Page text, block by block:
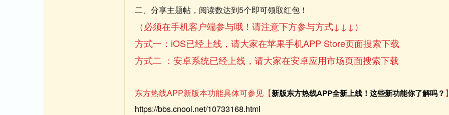
二、分享主题帖，阅读数达到5个即可领取红包！
（必须在手机客户端参与哦！请注意下方参与方式 ↓↓↓ ）
方式一：iOS已经上线，请大家在苹果手机APP Store页面搜索下载
方式二 ：安卓系统已经上线，请大家在安卓应用市场页面搜索下载
东方热线APP新版本功能具体可参见【新版东方热线APP全新上线！这些新功能你了解吗？
https://bbs.cnool.net/10733168.html